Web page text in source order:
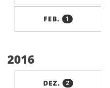
FEB. 1
2016
DEZ. 2